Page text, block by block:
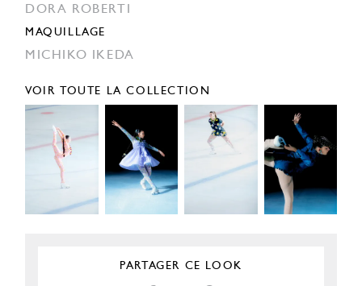
DORA ROBERTI
MAQUILLAGE
MICHIKO IKEDA
VOIR TOUTE LA COLLECTION
PARTAGER CE LOOK